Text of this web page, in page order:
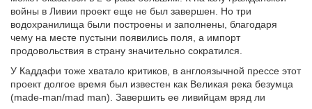
войны в Ливии проект еще не был завершен. Но три
водохранилища были построены и заполнены, благодаря
чему на месте пустыни появились поля, а импорт
продовольствия в страну значительно сократился.
У Каддафи тоже хватало критиков, в англоязычной прессе этот
проект долгое время был известен как Великая река безумца
(made-man/mad man). Завершить ее ливийцам вряд ли